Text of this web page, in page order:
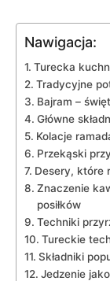
Nawigacja:
Turecka
Tradycyjne
Bajram –‌
Główne
Kolacje​
Przekąski
Desery, które
Znaczenie
posiłków
Techniki
Tureckie​
Składniki
Jedzenie⁢